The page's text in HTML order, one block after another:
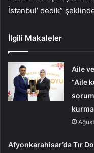
İstanbul’ dedik”
İlgili Makaleler
Aile
“Aile
Afyonkarahisar’da Tır